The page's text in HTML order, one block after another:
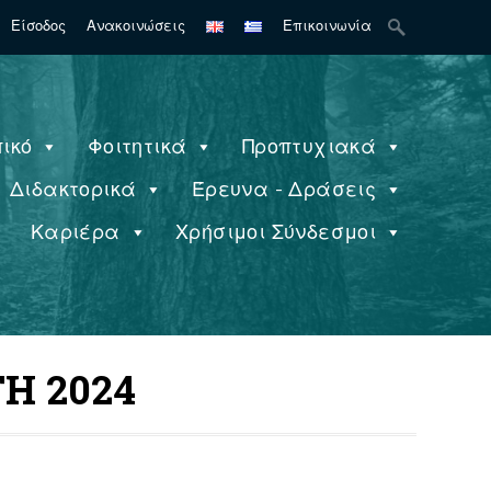
Είσοδος Ανακοινώσεις Επικοινωνία
Search
for:
Φοιτητικά
Προπτυχιακά
Διδακτορικά
Έρευνα - Δράσεις
Καριέρα Χρήσιμοι Σύνδεσμοι
2024